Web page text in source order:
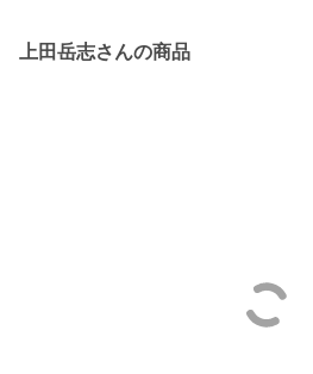
上田岳志さんの商品